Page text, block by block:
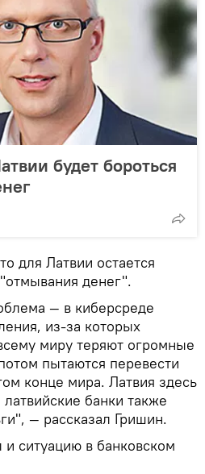
будет бороться
для Латвии остается
денег".
— в киберсреде
из-за которых
миру теряют огромные
пытаются перевести
конце мира. Латвия здесь
банки также
— рассказал Гришин.
ситуацию в банковском